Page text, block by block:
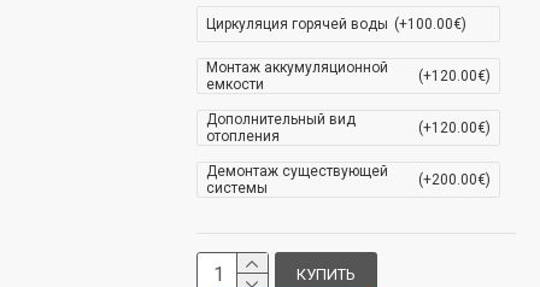
Циркуляция горячей воды (+100.00€)
Монтаж аккумуляционной
емкости
(+120.00€)
Дополнительный вид
отопления
(+120.00€)
Демонтаж существующей
системы
(+200.00€)
КУПИТЬ